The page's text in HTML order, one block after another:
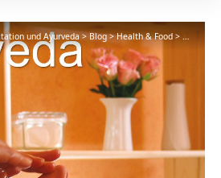
und Ayurveda>Blog>Health & Food > Ayurveda